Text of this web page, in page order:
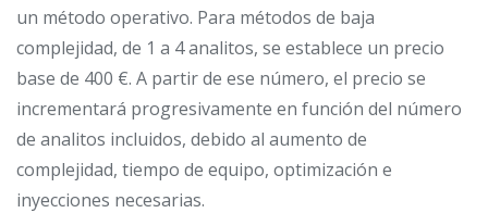
un método operativo. Para métodos de baja
complejidad, de 1 a 4 analitos, se establece un precio
base de 400 €. A partir de ese número, el precio se
incrementará progresivamente en función del número
de analitos incluidos, debido al aumento de
complejidad, tiempo de equipo, optimización e
inyecciones necesarias.